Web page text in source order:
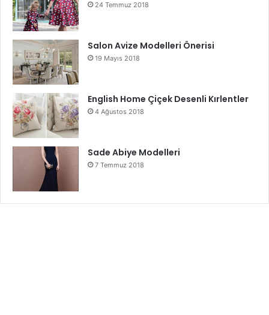
24 Temmuz 2018
Salon Avize Modelleri Önerisi
19 Mayıs 2018
English Home Çiçek Desenli Kırlentler
4 Ağustos 2018
Sade Abiye Modelleri
7 Temmuz 2018